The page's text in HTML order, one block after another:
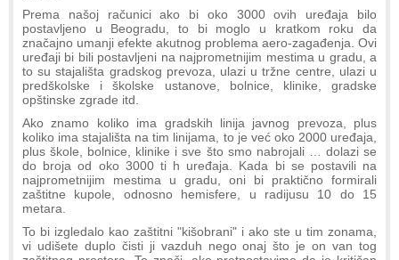
Prema našoj računici ako bi oko 3000 ovih uređaja bilo
postavljeno u Beogradu, to bi moglo u kratkom roku da
značajno umanji efekte akutnog problema aero-zagađenja. Ovi
uređaji bi bili postavljeni na najprometnijim mestima u gradu, a
to su stajališta gradskog prevoza, ulazi u tržne centre, ulazi u
predškolske i školske ustanove, bolnice, klinike, gradske
opštinske zgrade itd.
Ako znamo koliko ima gradskih linija javnog prevoza, plus
koliko ima stajališta na tim linijama, to je već oko 2000 uređaja,
plus škole, bolnice, klinike i sve što smo nabrojali … dolazi se
do broja od oko 3000 ti h uređaja. Kada bi se postavili na
najprometnijim mestima u gradu, oni bi praktično formirali
zaštitne kupole, odnosno hemisfere, u radijusu 10 do 15
metara.
To bi izgledalo kao zaštitni "kišobrani" i ako ste u tim zonama,
vi udišete duplo čisti ji vazduh nego onaj što je on van tog